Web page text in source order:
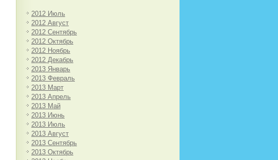
2012 Июль
2012 Август
2012 Сентябрь
2012 Октябрь
2012 Ноябрь
2012 Декабрь
2013 Январь
2013 Февраль
2013 Март
2013 Апрель
2013 Май
2013 Июнь
2013 Июль
2013 Август
2013 Сентябрь
2013 Октябрь